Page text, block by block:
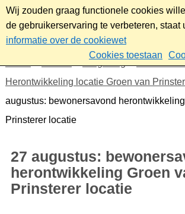
Wij zouden graag functionele cookies
de gebruikerservaring te verbeteren, staat
informatie over de cookiewet
Cookies toestaan
Omgeving
Plannen
Herontwikkeling locatie Groen van
augustus: bewonersavond
Prinsterer locatie
27 augustus:
herontwikkeling Groen
Prinsterer locatie